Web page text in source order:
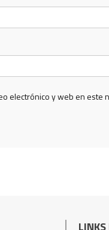
electrónico y web en este